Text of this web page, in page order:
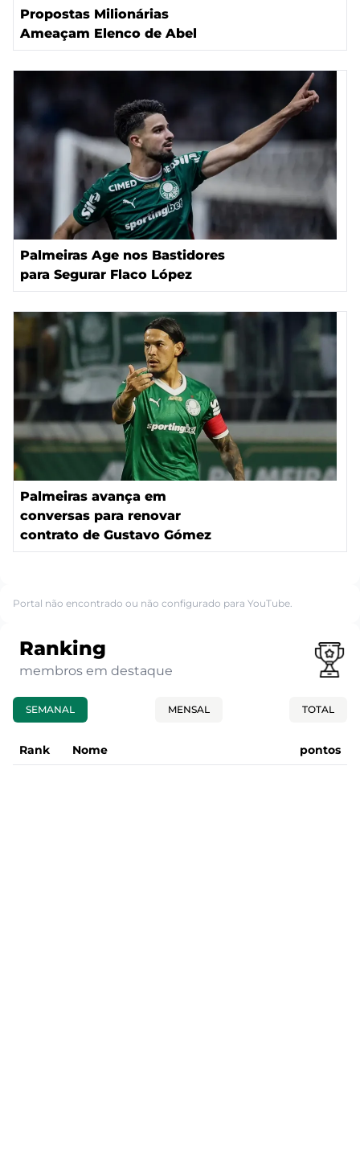
Propostas Milionárias
Ameaçam Elenco de Abel
Palmeiras Age nos Bastidores
para Segurar Flaco López
Palmeiras avança em
conversas para renovar
contrato de Gustavo Gómez
Portal não encontrado ou não configurado para YouTube.
Ranking
membros em destaque
SEMANAL MENSAL TOTAL
Rank Nome pontos